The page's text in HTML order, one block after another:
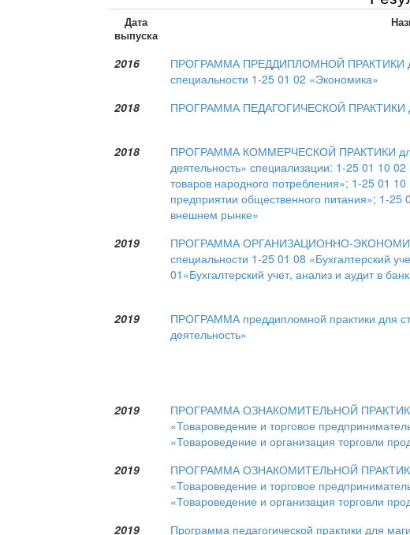
Дата
выпуска
2016
ПРОГРАММА ПРЕДДИПЛОМНОЙ ПРАКТИКИ
специальности 1-25 01 02 «Экономика»
2018 ПРОГРАММА ПЕДАГОГИЧЕСКОЙ ПРАКТИКИ
2018
ПРОГРАММА КОММЕРЧЕСКОЙ ПРАКТИКИ для
деятельность» специализации: 1-25 01 10
товаров народного потребления»; 1-25 01
предприятии общественного питания»; 1-25
внешнем рынке»
2019
ПРОГРАММА ОРГАНИЗАЦИОННО-
специальности 1-25 01 08 «Бухгалтерский
01«Бухгалтерский учет, анализ и аудит в
2019
ПРОГРАММА преддипломной практики для
деятельность»
2019
ПРОГРАММА ОЗНАКОМИТЕЛЬНОЙ ПРАКТИКИ
«Товароведение и торговое
«Товароведение и организация торговли
2019
ПРОГРАММА ОЗНАКОМИТЕЛЬНОЙ ПРАКТИКИ
«Товароведение и торговое
«Товароведение и организация торговли
2019
Программа педагогической практики для